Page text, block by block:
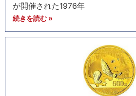
が開催された1976年
続きを読む »